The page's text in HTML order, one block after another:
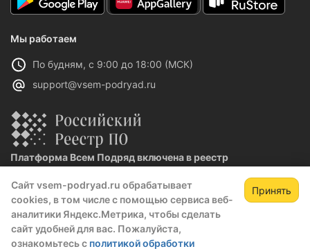
Сайт vsem-podryad.ru обрабатывает
cookies, в том числе с помощью сервиса веб-
аналитики Яндекс.Метрика, чтобы сделать
сайт удобней для вас. Пожалуйста,
ознакомьтесь с политикой обработки
Принять
Мы работаем
По будням, с 9:00 до 18:00 (МСК)
support@vsem-podryad.ru
Платформа Всем Подряд включена в реестр
Реестровая запись №32021 от 06.02.2026
Политика конфиденциальности